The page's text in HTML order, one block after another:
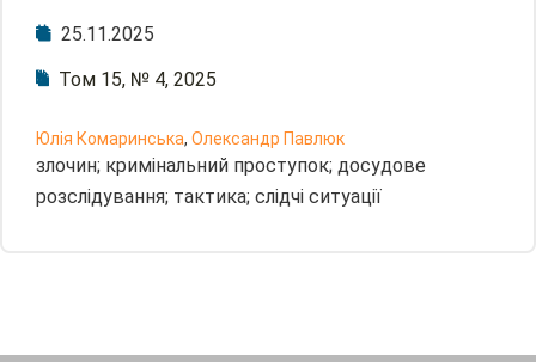
25.11.2025
Том 15, № 4, 2025
Юлія Комаринська, Олександр Павлюк
злочин; кримінальний проступок; досудове
розслідування; тактика; слідчі ситуації